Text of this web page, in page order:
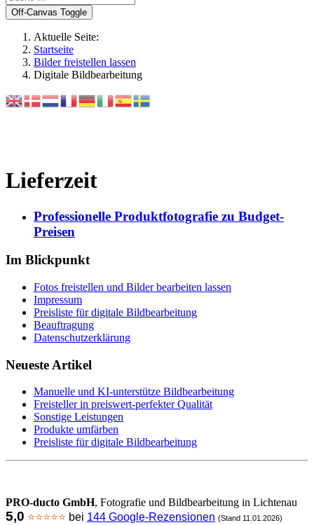
Off-Canvas Toggle
Aktuelle Seite:
Startseite
Bilder freistellen lassen
Digitale Bildbearbeitung
Lieferzeit
Professionelle Produktfotografie zu Budget-
Preisen
Im Blickpunkt
Fotos freistellen und Bilder bearbeiten lassen
Impressum
Preisliste für digitale Bildbearbeitung
Beauftragung
Datenschutzerklärung
Neueste Artikel
Manuelle und KI-unterstütze Bildbearbeitung
Freisteller in preiswert-perfekter Qualität
Sonstige Leistungen
Produkte umfärben
Preisliste für digitale Bildbearbeitung
PRO-ducto GmbH, Fotografie und Bildbearbeitung in Lichtenau
5,0 ⭐⭐⭐⭐⭐ bei 144 Google-Rezensionen (Stand 11.01.2026)